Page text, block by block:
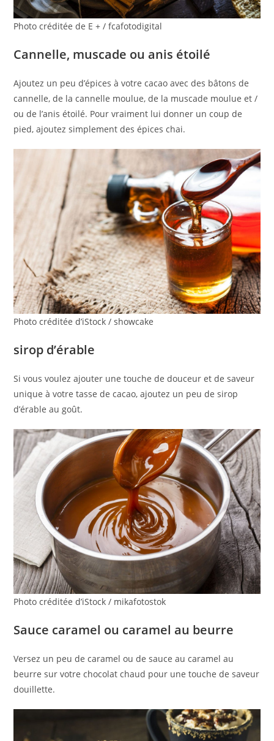
Photo créditée de E + / fcafotodigital
Cannelle, muscade ou anis étoilé
Ajoutez un peu d’épices à votre cacao avec des bâtons de
cannelle, de la cannelle moulue, de la muscade moulue et /
ou de l’anis étoilé. Pour vraiment lui donner un coup de
pied, ajoutez simplement des épices chai.
Photo créditée d’iStock / showcake
sirop d’érable
Si vous voulez ajouter une touche de douceur et de saveur
unique à votre tasse de cacao, ajoutez un peu de sirop
d’érable au goût.
Photo créditée d’iStock / mikafotostok
Sauce caramel ou caramel au beurre
Versez un peu de caramel ou de sauce au caramel au
beurre sur votre chocolat chaud pour une touche de saveur
douillette.